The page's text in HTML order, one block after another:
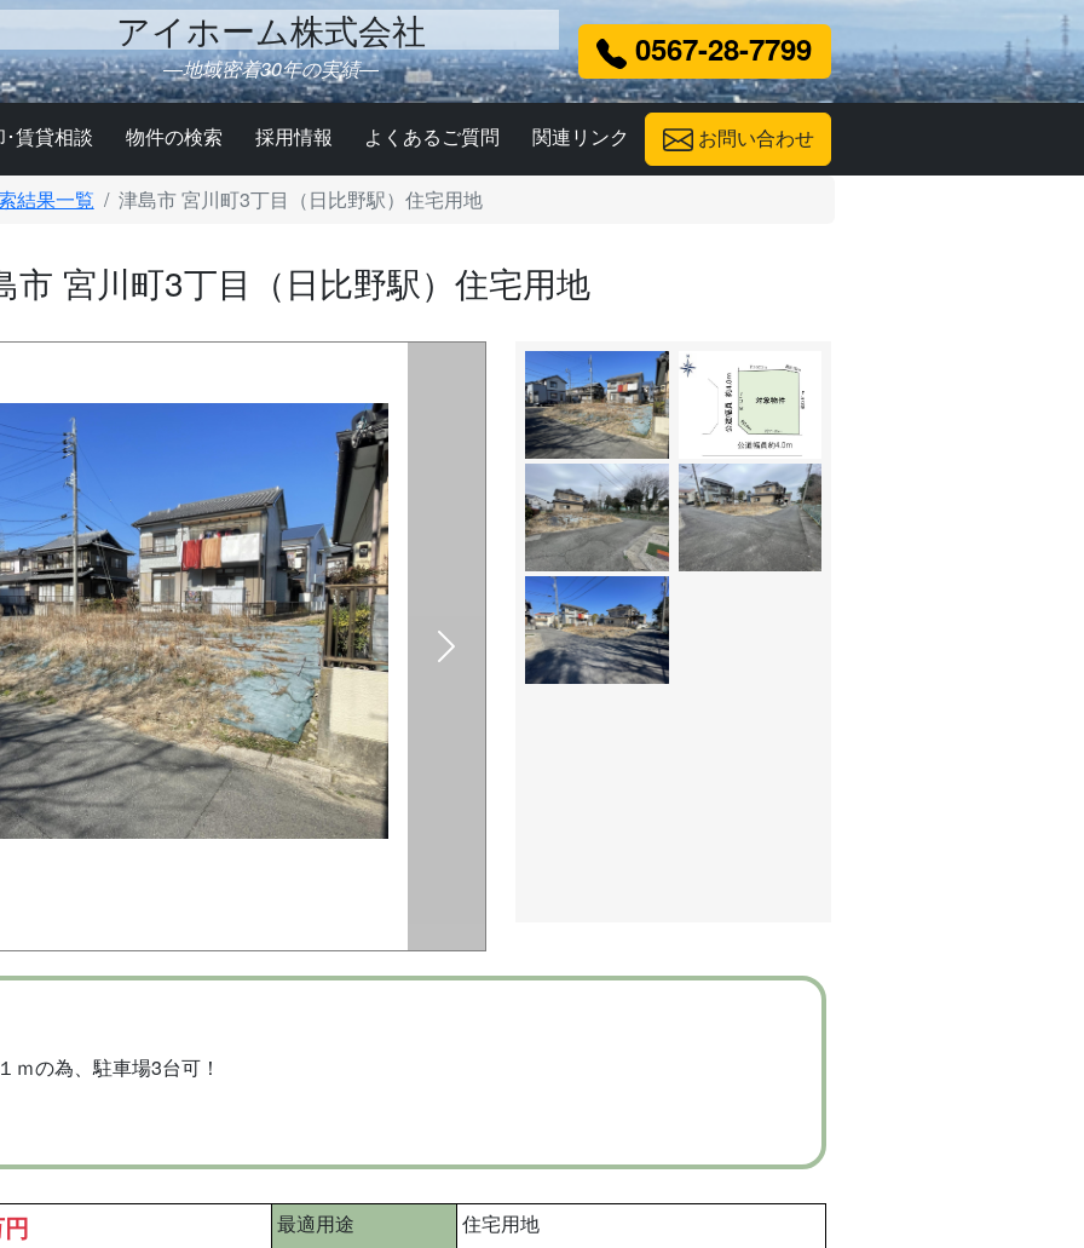
アイホーム株式会社
―地域密着30年の実績― 0567-28-7799
･賃貸相談 物件の検索 採用情報 よくあるご質問 関連リンク お問い合わせ
結果一覧 津島市 宮川町3丁目（日比野駅）住宅用地
市 宮川町3丁目（日比野駅）住宅用地
の為、駐車場3台可！
最適用途
住宅用地